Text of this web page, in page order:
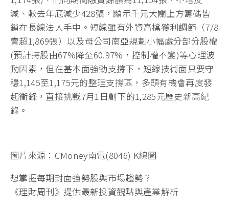
減、較去年底減少428張，顯示千元大關上方籌碼皆
鎖在長線法人手中。短線雖有外資高檔獲利調節（7/8
賣超1,869張）以及母公司南亞規劃小幅處分部分股權
(預計持股由67%降至60.97%，控制權不變)等心理波
動因素，但在基本面強勁支撐下，短線技術面只要守
穩1,145至1,175元的整理支撐區，多頭有機會再度發
起衝鋒，直接挑戰7月1日創下的1,285元歷史新高紀
錄。
圖片來源：CMoney南電(8046) K線圖
想掌握每期封面強勢股與市場趨勢？
《理財周刊》提供最新投資觀點與產業解析